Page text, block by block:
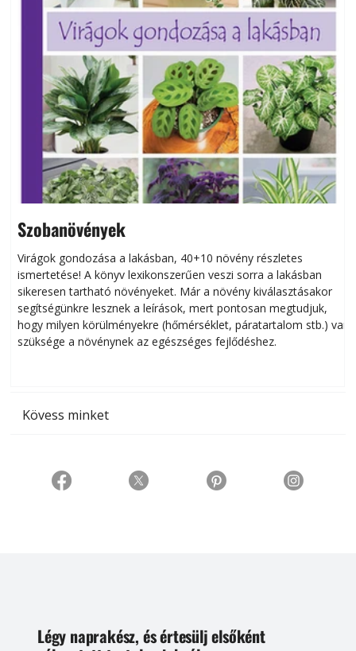
Szobanövények
Virágok gondozása a lakásban, 40+10 növény részletes
ismertetése! A könyv lexikonszerűen veszi sorra a lakásban
sikeresen tart­ha­tó növényeket. Már a növény kiválasztásakor
segítségünkre lesznek a leírások, mert pontosan megtudjuk,
hogy milyen körülményekre (hőmérséklet, páratartalom stb.) van
szüksége a növénynek az egészséges fejlődéshez.
Kövess minket
Légy naprakész, és értesülj elsőként